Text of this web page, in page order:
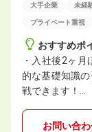
大手企業 未経
プライベート重視
おすすめポ
・入社後2ヶ
的な基礎知識
戦できます！…
お問い合